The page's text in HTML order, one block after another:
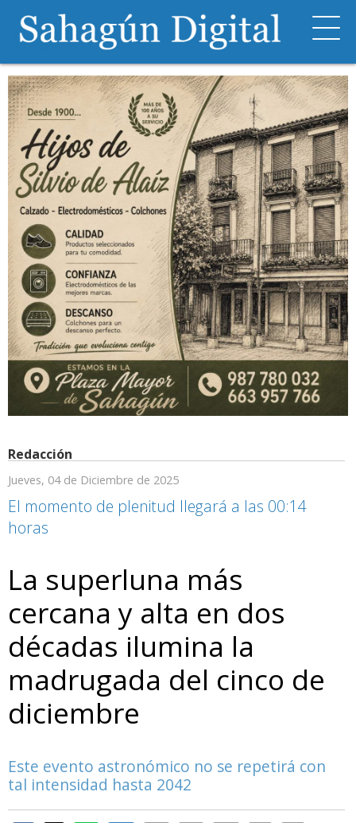
Redacción
Jueves, 04 de Diciembre de 2025
El momento de plenitud llegará a las 00:14
horas
La superluna más
cercana y alta en dos
décadas ilumina la
madrugada del cinco de
diciembre
Este evento astronómico no se repetirá con
tal intensidad hasta 2042